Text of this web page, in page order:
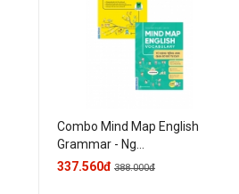
Combo Mind Map English
Grammar - Ng...
337.560đ 388.000đ